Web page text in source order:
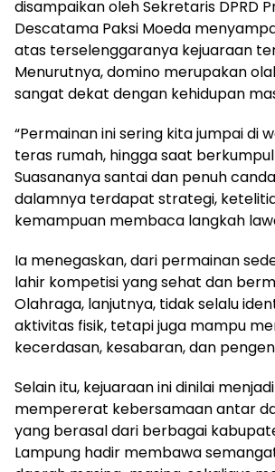
disampaikan oleh Sekretaris DPRD
Descatama Paksi Moeda
atas terselenggaranya kejuaraan
Menurutnya, domino merupakan
sangat dekat dengan kehidupan
“Permainan ini sering kita jumpai di
teras rumah, hingga saat
Suasananya santai dan penuh
dalamnya terdapat strategi,
kemampuan membaca langkah
Ia menegaskan, dari permainan
lahir kompetisi yang sehat dan
Olahraga, lanjutnya, tidak selalu
aktivitas fisik, tetapi juga mampu
kecerdasan, kesabaran, dan
Selain itu, kejuaraan ini dinilai
mempererat kebersamaan antar
yang berasal dari berbagai
Lampung hadir membawa